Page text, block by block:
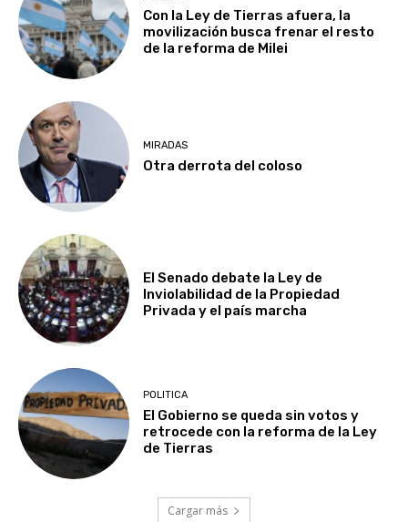
Con la Ley de Tierras afuera, la
movilización busca frenar el resto
de la reforma de Milei
MIRADAS
Otra derrota del coloso
El Senado debate la Ley de
Inviolabilidad de la Propiedad
Privada y el país marcha
POLITICA
El Gobierno se queda sin votos y
retrocede con la reforma de la Ley
de Tierras
Cargar más